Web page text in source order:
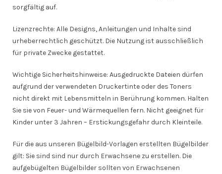
sorgfältig auf.
Lizenzrechte: Alle Designs, Anleitungen und Inhalte sind
urheberrechtlich geschützt. Die Nutzung ist ausschließlich
für private Zwecke gestattet.
Wichtige Sicherheitshinweise: Ausgedruckte Dateien dürfen
aufgrund der verwendeten Druckertinte oder des Toners
nicht direkt mit Lebensmitteln in Berührung kommen. Halten
Sie sie von Feuer- und Wärmequellen fern. Nicht geeignet für
Kinder unter 3 Jahren – Erstickungsgefahr durch Kleinteile.
Für die aus unseren Bügelbild-Vorlagen erstellten Bügelbilder
gilt: Sie sind sind nur durch Erwachsene zu erstellen. Die
aufgebügelten Bügelbilder sollten von Erwachsenen